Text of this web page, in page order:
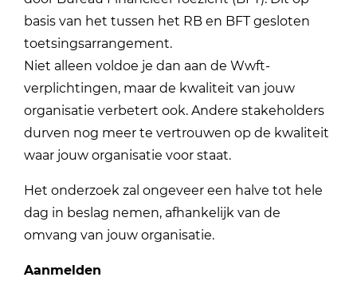
basis van het tussen het RB en BFT gesloten
toetsingsarrangement.
Niet alleen voldoe je dan aan de Wwft-
verplichtingen, maar de kwaliteit van jouw
organisatie verbetert ook. Andere stakeholders
durven nog meer te vertrouwen op de kwaliteit
waar jouw organisatie voor staat.
Het onderzoek zal ongeveer een halve tot hele
dag in beslag nemen, afhankelijk van de
omvang van jouw organisatie.
Aanmelden